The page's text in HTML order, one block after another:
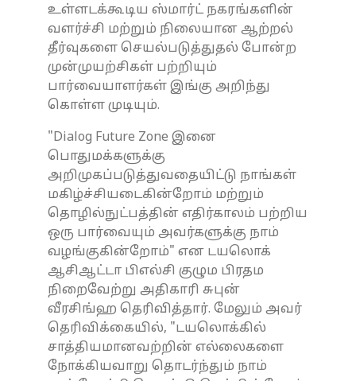
உள்ளடக்கூடிய ஸ்மார்ட் நகரங்களின்
வளர்ச்சி மற்றும் நிலையான ஆற்றல்
தீர்வுகளை செயல்படுத்துதல் போன்ற
முன்முயற்சிகள் பற்றியும்
பார்வையாளர்கள் இங்கு அறிந்து
கொள்ள முடியும்.
"Dialog Future Zone இனை
பொதுமக்களுக்கு
அறிமுகப்படுத்துவதையிட்டு நாங்கள்
மகிழ்ச்சியடைகின்றோம் மற்றும்
தொழில்நுட்பத்தின் எதிர்காலம் பற்றிய
ஒரு பார்வையும் அவர்களுக்கு நாம்
வழங்குகின்றோம்" என டயலொக்
ஆசிஆட்டா பிஎல்சி குழும பிரதம
நிறைவேற்று அதிகாரி சுபுன்
வீரசிங்ஹ தெரிவித்தார். மேலும் அவர்
தெரிவிக்கையில், "டயலொக்கில்
சாத்தியமானவற்றின் எல்லைகளை
நோக்கியவாறு தொடர்ந்தும் நாம்